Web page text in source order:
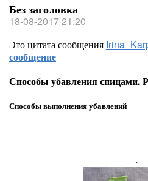
Без заголовка
18-08-2017 21:20
Это цитата сообщения
сообщение
Способы убавления спицами.
Способы выполнения убавлений
.